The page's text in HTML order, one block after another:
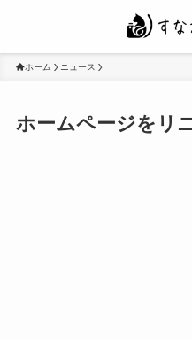
ホーム ニュース
ホームページをリ